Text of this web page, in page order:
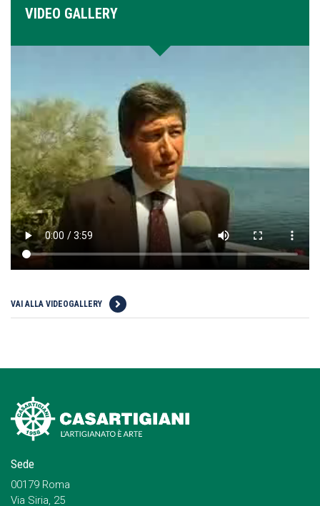
VIDEO GALLERY
VAI ALLA VIDEOGALLERY
Sede
00179 Roma
Via Siria, 25